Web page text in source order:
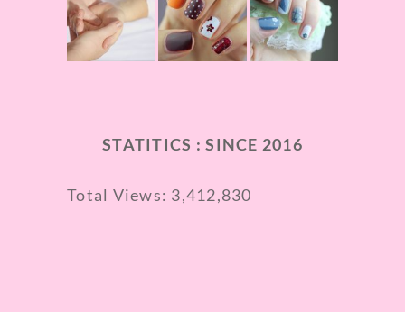
STATITICS : SINCE 2016
Total Views: 3,412,830